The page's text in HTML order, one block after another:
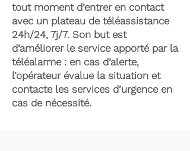
tout moment d’entrer en contact
avec un plateau de téléassistance
24h/24, 7j/7. Son but est
d’améliorer le service apporté par la
téléalarme : en cas d’alerte,
l’opérateur évalue la situation et
contacte les services d’urgence en
cas de nécessité.